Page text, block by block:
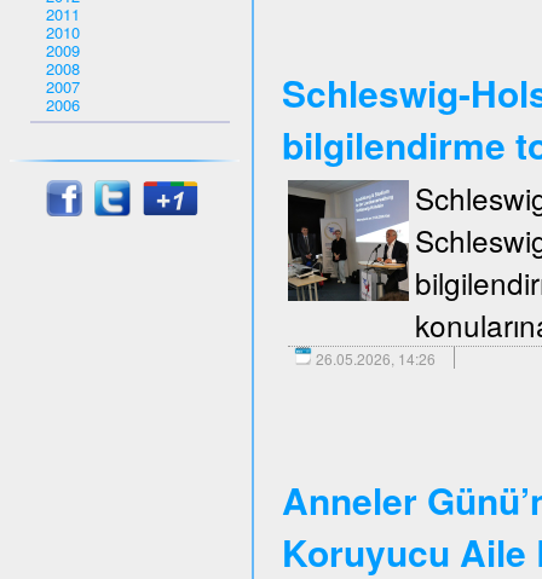
2011
2010
2009
2008
2007
2006
Schleswig-
bilgilendirme
26.05.2026, 14:26
Anneler
Koruyucu Aile